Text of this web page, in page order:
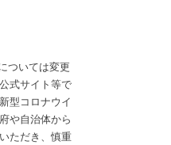
ついては変更
式サイト等で
型コロナウイ
や自治体から
ただき、慎重